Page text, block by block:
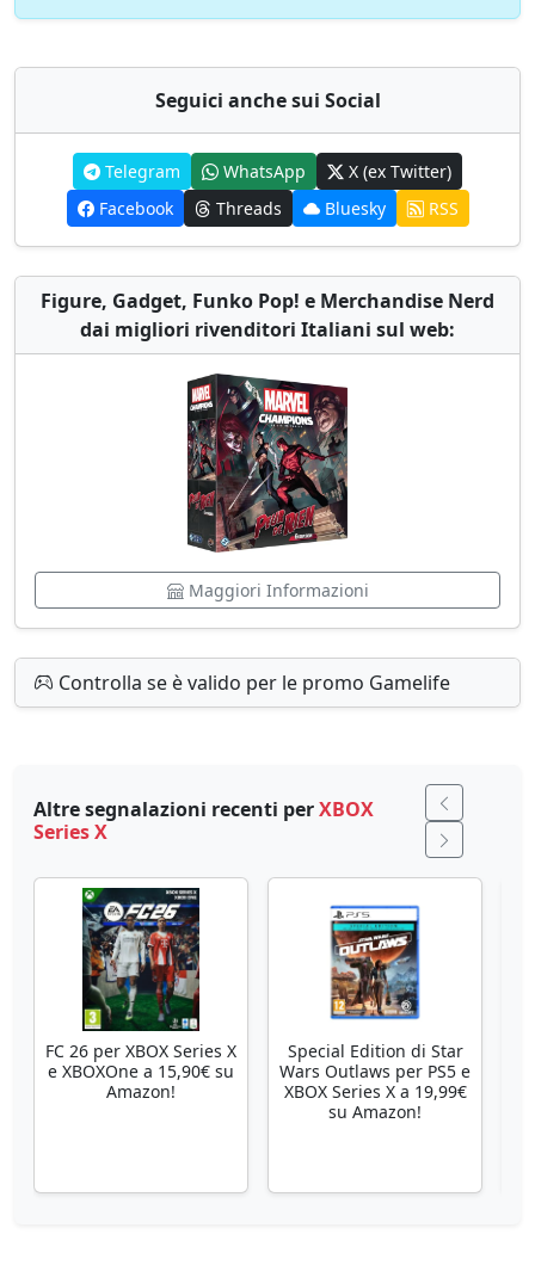
Seguici anche sui Social
Telegram WhatsApp
X (ex Twitter)
Facebook
Threads Bluesky RSS
Figure, Gadget, Funko Pop! e Merchandise Nerd
dai migliori rivenditori Italiani sul web:
Maggiori Informazioni
Controlla se è valido per le promo Gamelife
Altre segnalazioni recenti perXBOX
Series X
FC 26 per XBOX Series X
e XBOXOne a 15,90€ su
Amazon!
Special Edition di Star
Wars Outlaws per PS5 e
XBOX Series X a 19,99€
su Amazon!